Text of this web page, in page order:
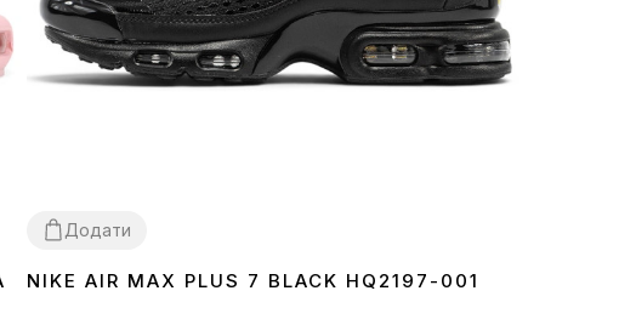
Додати
4142 4344 45
NIKE AIR MAX PLUS 7 BLACK HQ2197-001